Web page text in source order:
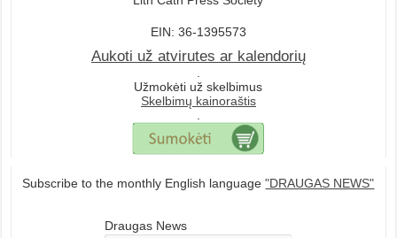
EIN: 36-1395573
Aukoti už atvirutes ar kalendorių
Užmokėti už skelbimus
Skelbimų kainoraštis
Subscribe to the monthly English language"DRAUGAS NEWS"
Draugas News